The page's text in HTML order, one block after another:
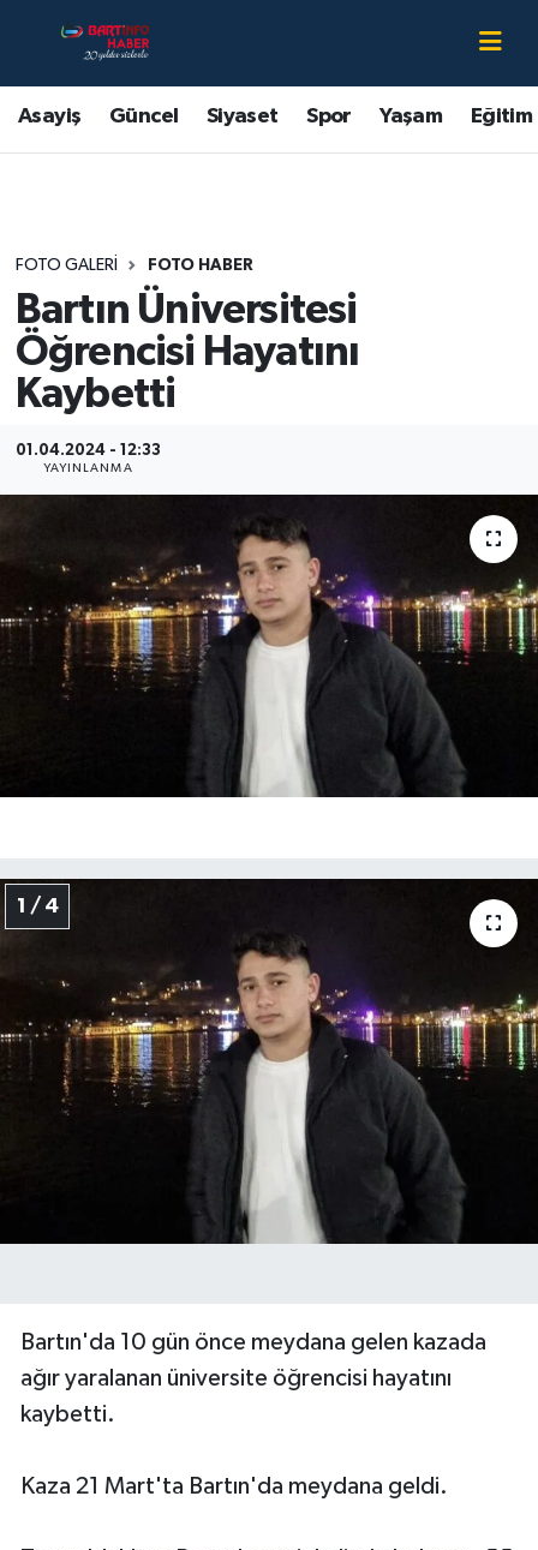
Asayiş Güncel Siyaset Spor Yaşam Eğitim
FOTO GALERI FOTO HABER
Bartın Üniversitesi
Öğrencisi Hayatını
Kaybetti
01.04.2024 - 12:33
YAYINLANMA
1 / 4
Bartın'da 10 gün önce meydana gelen kazada
ağır yaralanan üniversite öğrencisi hayatını
kaybetti.
Kaza 21 Mart'ta Bartın'da meydana geldi.
Asayiş
Bartın Hakkında
Eğitim
Ekonomi
Güncel
Kültür-Sanat
Medya
Sağlık
Sinema
Spor
Turizm
Yaşam
Bartın Nöbetçi Eczaneler
Bartın Hava Durumu
Bartın Trafik Yoğunluk Haritası
Süper Lig Puan Durumu ve Fikstür
Tüm Manşetler
Son Dakika Haberleri